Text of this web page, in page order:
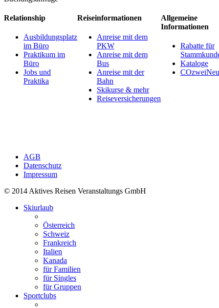
Relationship
Ausbildungsplatz
im Büro
Praktikum im
Büro
Jobs und
Praktika
Reiseinformationen
Anreise mit dem
PKW
Anreise mit dem
Bus
Anreise mit der
Bahn
Skikurse & mehr
Reiseversicherungen
Allgemeine
Informationen
Rabatte für
Kataloge
AGB
Datenschutz
Impressum
© 2014 Aktives Reisen Veranstaltungs GmbH
Skiurlaub
Österreich
Schweiz
Frankreich
Italien
Kanada
für Familien
für Singles
für Gruppen
Sportclubs